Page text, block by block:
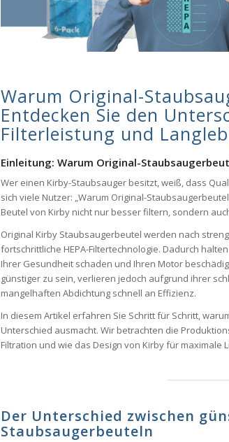
Warum Original-
Entdecken Sie den
Filterleistung und
Einleitung: Warum Original-
Wer einen Kirby-Staubsauger besitzt, weiß, dass
sich viele Nutzer: „Warum Original-
Beutel von Kirby nicht nur besser filtern, sondern
Original Kirby Staubsaugerbeutel werden nach
fortschrittliche HEPA-Filtertechnologie. Dadurch
Ihrer Gesundheit schaden und Ihren Motor
günstiger zu sein, verlieren jedoch aufgrund ihrer
mangelhaften Abdichtung schnell an Effizienz.
In diesem Artikel erfahren Sie Schritt für Schritt,
Unterschied ausmacht. Wir betrachten die
Filtration und wie das Design von Kirby für maximale
Der Unterschied zwischen
Staubsaugerbeuteln